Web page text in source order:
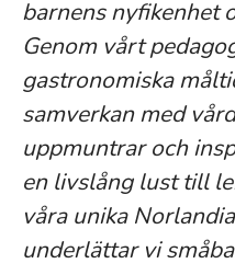
barnens nyfikenhet
Genom vårt
gastronomiska
samverkan med
uppmuntrar och
en livslång lust till
våra unika
underlättar vi